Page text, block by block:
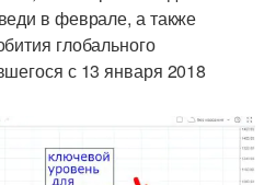
в феврале, а также
глобального
с 13 января 2018